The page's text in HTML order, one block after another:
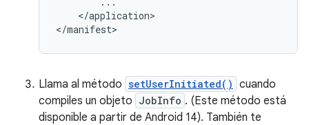
</application>
Llama al método setUserInitiated() cuando
compiles un objeto JobInfo . (Este método está
disponible a partir de Android 14). También te